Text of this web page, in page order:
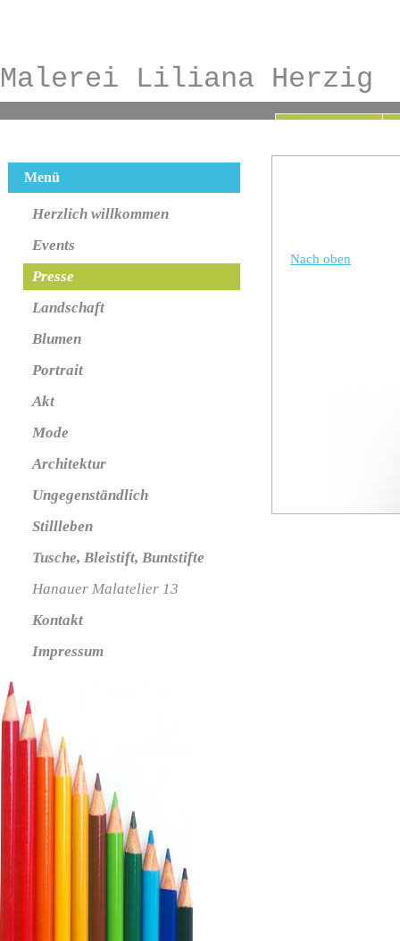
Malerei Liliana Herzig
Menü
Herzlich willkommen
Events
Presse
Landschaft
Blumen
Portrait
Akt
Mode
Architektur
Ungegenständlich
Stillleben
Tusche, Bleistift, Buntstifte
Hanauer Malatelier 13
Kontakt
Impressum
Nach oben